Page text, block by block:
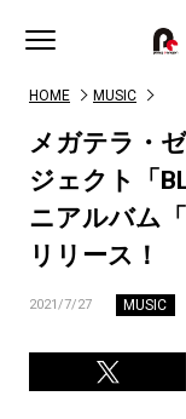
HOME MUSIC
メガテラ・
ジェクト「
ニアルバム
リリース！
2021/7/27 MUSIC